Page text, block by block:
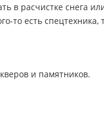
в расчистке снега
то есть
и памятников.